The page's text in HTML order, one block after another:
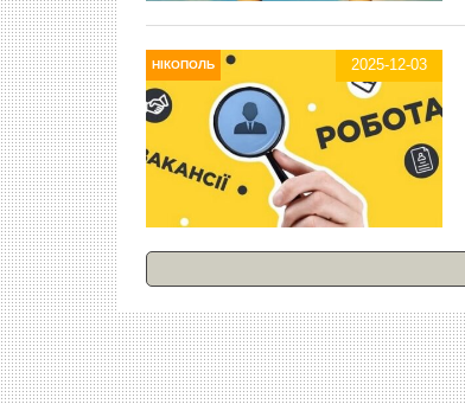
НІКОПОЛЬ 2025-12-03